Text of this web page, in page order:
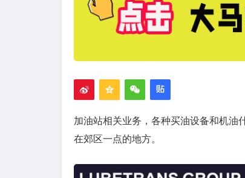
加油站相关业务，各种买油设备和机油
在郊区一点的地方。